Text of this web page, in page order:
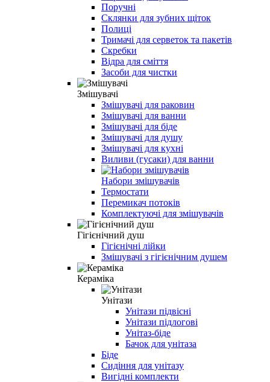
Поручні
Склянки для зубних щіток
Полиці
Тримачі для серветок та пакетів
Скребки
Відра для сміття
Засоби для чистки
Змішувачі
Змішувачі для раковин
Змішувачі для ванни
Змішувачі для біде
Змішувачі для душу
Змішувачі для кухні
Виливи (гусаки) для ванни
Набори змішувачів
Термостати
Перемикач потоків
Комплектуючі для змішувачів
Гігієнічний душ
Гігієнічні лійки
Змішувачі з гігієнічним душем
Кераміка
Унітази
Унітази підвісні
Унітази підлогові
Унітаз-біде
Бачок для унітаза
Біде
Сидіння для унітазу
Вигідні комплекти